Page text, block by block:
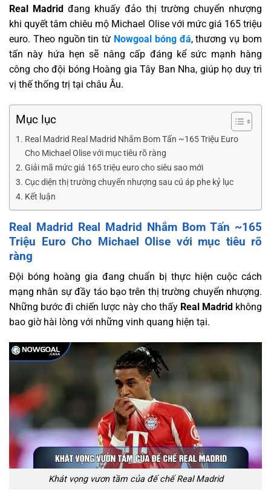
Real Madrid đang khuấy đảo thị trường chuyển nhượng
khi quyết tâm chiêu mộ Michael Olise với mức giá 165 triệu
euro. Theo nguồn tin từ Nowgoal bóng đá, thương vụ bom
tấn này hứa hẹn sẽ nâng cấp đáng kể sức mạnh hàng
công cho đội bóng Hoàng gia Tây Ban Nha, giúp họ duy trì
vị thế thống trị tại châu Âu.
Mục lục
Real Madrid Real Madrid Nhắm Bom Tấn ~165 Triệu Euro
Cho Michael Olise với mục tiêu rõ ràng
Giải mã mức giá 165 triệu euro cho siêu sao mới
Cục diện thị trường chuyển nhượng sau cú áp phe kỷ lục
Kết luận
Real Madrid Real Madrid Nhắm Bom Tấn ~165
Triệu Euro Cho Michael Olise với mục tiêu rõ
ràng
Đội bóng hoàng gia đang chuẩn bị thực hiện cuộc cách
mạng nhân sự đầy táo bạo trên thị trường chuyển nhượng.
Những bước đi chiến lược này cho thấy Real Madrid không
bao giờ hài lòng với những vinh quang hiện tại.
Khát vọng vươn tầm của đế chế Real Madrid